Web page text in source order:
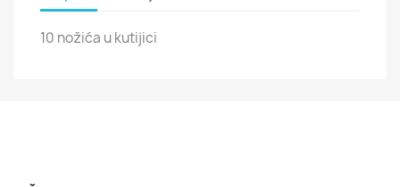
10 nožića u kutijici